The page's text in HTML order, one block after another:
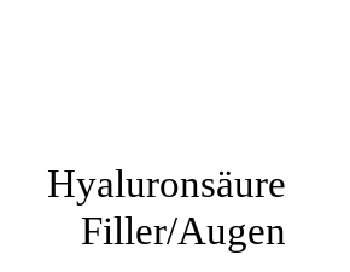
Hyaluronsäure
Filler/Augen